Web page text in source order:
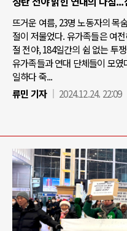
뜨거운 여름, 23명 노동자의 목
절이 저물었다. 유가족들은 여
절 전야, 184일간의 쉼 없는 투
유가족들과 연대 단체들이 모
일하다 죽...
류민 기자
2024.12.24. 22:09